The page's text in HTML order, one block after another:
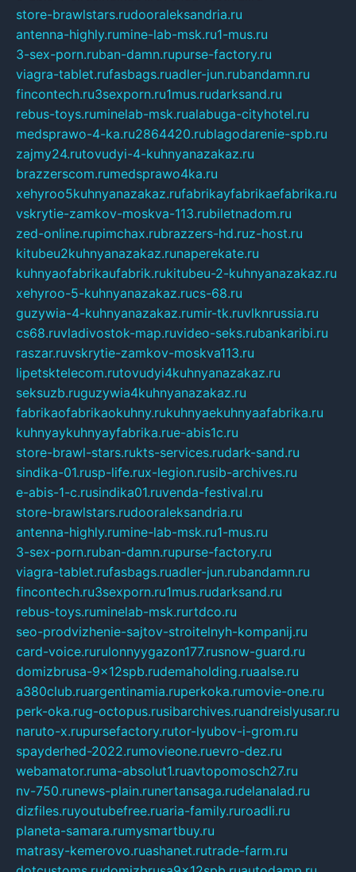
store-brawlstars.rudooraleksandria.ru
antenna-highly.rumine-lab-msk.ru1-mus.ru
3-sex-porn.ruban-damn.rupurse-factory.ru
viagra-tablet.rufasbags.ruadler-jun.rubandamn.ru
fincontech.ru3sexporn.ru1mus.rudarksand.ru
rebus-toys.ruminelab-msk.rualabuga-cityhotel.ru
medsprawo-4-ka.ru2864420.rublagodarenie-spb.ru
zajmy24.rutovudyi-4-kuhnyanazakaz.ru
brazzerscom.rumedsprawo4ka.ru
xehyroo5kuhnyanazakaz.rufabrikayfabrikaefabrika.ru
vskrytie-zamkov-moskva-113.rubiletnadom.ru
zed-online.rupimchax.rubrazzers-hd.ruz-host.ru
kitubeu2kuhnyanazakaz.runaperekate.ru
kuhnyaofabrikaufabrik.rukitubeu-2-kuhnyanazakaz.ru
xehyroo-5-kuhnyanazakaz.rucs-68.ru
guzywia-4-kuhnyanazakaz.rumir-tk.ruvlknrussia.ru
cs68.ruvladivostok-map.ruvideo-seks.rubankaribi.ru
raszar.ruvskrytie-zamkov-moskva113.ru
lipetsktelecom.rutovudyi4kuhnyanazakaz.ru
seksuzb.ruguzywia4kuhnyanazakaz.ru
fabrikaofabrikaokuhny.rukuhnyaekuhnyaafabrika.ru
kuhnyaykuhnyayfabrika.rue-abis1c.ru
store-brawl-stars.rukts-services.rudark-sand.ru
sindika-01.rusp-life.rux-legion.rusib-archives.ru
e-abis-1-c.rusindika01.ruvenda-festival.ru
store-brawlstars.rudooraleksandria.ru
antenna-highly.rumine-lab-msk.ru1-mus.ru
3-sex-porn.ruban-damn.rupurse-factory.ru
viagra-tablet.rufasbags.ruadler-jun.rubandamn.ru
fincontech.ru3sexporn.ru1mus.rudarksand.ru
rebus-toys.ruminelab-msk.rurtdco.ru
seo-prodvizhenie-sajtov-stroitelnyh-kompanij.ru
card-voice.rurulonnyygazon177.rusnow-guard.ru
domizbrusa-9x12spb.rudemaholding.ruaalse.ru
a380club.ruargentinamia.ruperkoka.rumovie-one.ru
perk-oka.rug-octopus.rusibarchives.ruandreislyusar.ru
naruto-x.rupursefactory.rutor-lyubov-i-grom.ru
spayderhed-2022.rumovieone.ruevro-dez.ru
webamator.ruma-absolut1.ruavtopomosch27.ru
nv-750.runews-plain.runertansaga.rudelanalad.ru
dizfiles.ruyoutubefree.ruaria-family.ruroadli.ru
planeta-samara.rumysmartbuy.ru
matrasy-kemerovo.ruashanet.rutrade-farm.ru